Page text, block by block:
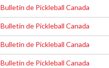
Questions
fréquentes
concernant
l’adhésion
Recherche de
Bulletin de Pickleball Canada
Bulletin de Pickleball Canada
Bulletin de Pickleball Canada
Bulletin de Pickleball Canada